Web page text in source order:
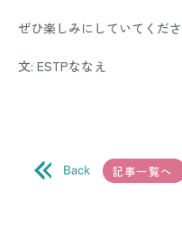
ぜひ楽しみにしていてくだ
文: ESTPななえ
記事一覧へ